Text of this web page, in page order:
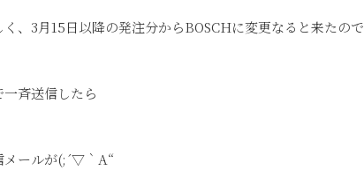
、3月15日以降の発注分からBOSCHに変更なると来たので
斉送信したら
メールが(;´▽｀A“